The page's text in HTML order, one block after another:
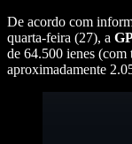
De acordo com
quarta-feira (27), a
de 64.500 ienes (com
aproximadamente